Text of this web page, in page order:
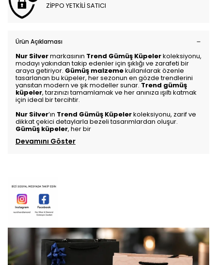
ZİPPO YETKİLİ SATICI
Ürün Açıklaması
Nur Silvermarkasının Trend Gümüş Küpelerkoleksiyonu,
modayı yakından takip edenler için şıklığı ve zarafeti bir
araya getiriyor. Gümüş malzemekullanılarak özenle
tasarlanan bu küpeler, her sezonun en gözde trendlerini
yansıtan modern ve şık modeller sunar. Trend gümüş
küpeler, tarzınızı tamamlamak ve her anınıza ışıltı katmak
için ideal bir tercihtir.
Nur Silver’ın Trend Gümüş Küpelerkoleksiyonu, zarif ve
dikkat çekici detaylarla bezeli tasarımlardan oluşur.
Gümüş küpeler, her bir
Devamını Göster